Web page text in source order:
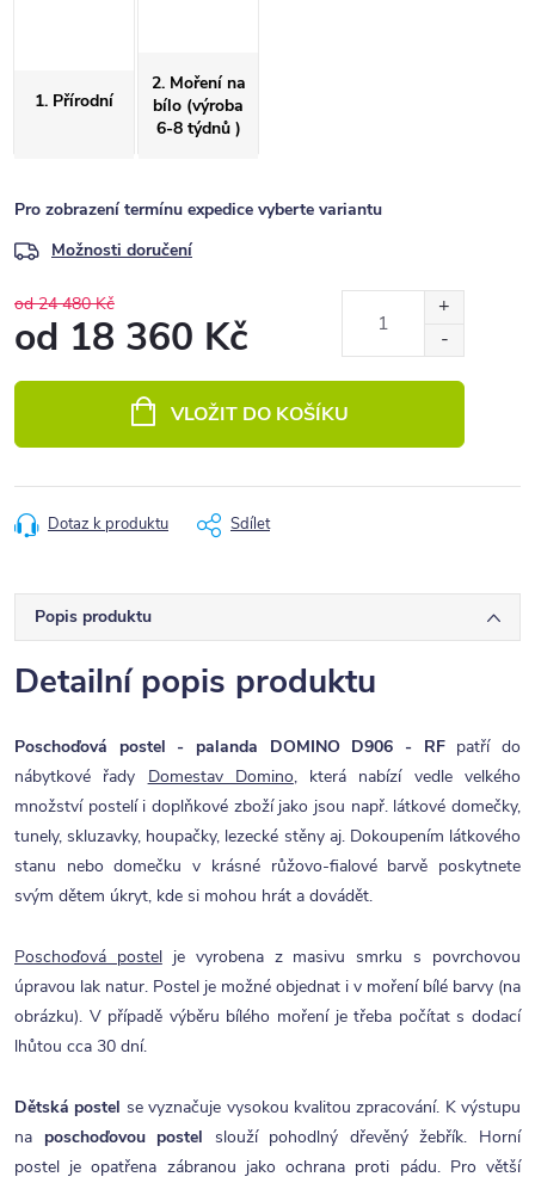
1. Přírodní
2. Moření na
bílo (výroba
6-8 týdnů )
Pro zobrazení termínu expedice vyberte variantu
Možnosti doručení
od 24 480 Kč
od 18 360 Kč
VLOŽIT DO KOŠÍKU
Dotaz k produktu Sdílet
Popis produktu
Detailní popis produktu
Poschoďová postel - palanda DOMINO D906 - RFpatří do
nábytkové řady Domestav Domino, která nabízí vedle velkého
množství postelí i doplňkové zboží jako jsou např. látkové domečky,
tunely, skluzavky, houpačky, lezecké stěny aj. Dokoupením látkového
stanu nebo domečku v krásné růžovo-fialové barvě poskytnete
svým dětem úkryt, kde si mohou hrát a dovádět.
Poschoďová postelje vyrobena z masivu smrku s povrchovou
úpravou lak natur. Postel je možné objednat i v moření bílé barvy (na
obrázku). V případě výběru bílého moření je třeba počítat s dodací
lhůtou cca 30 dní.
Dětská postel se vyznačuje vysokou kvalitou zpracování. K výstupu
na poschoďovou postel slouží pohodlný dřevěný žebřík. Horní
postel je opatřena zábranou jako ochrana proti pádu. Pro větší